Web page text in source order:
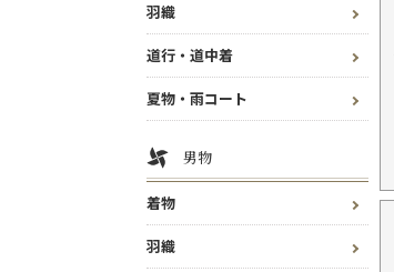
羽織
道行・道中着
夏物・雨コート
男物
着物
羽織